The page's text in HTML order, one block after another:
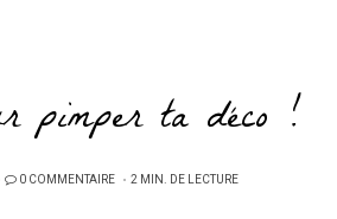
pimper ta déco !
0 COMMENTAIRE 2 MIN. DE LECTURE